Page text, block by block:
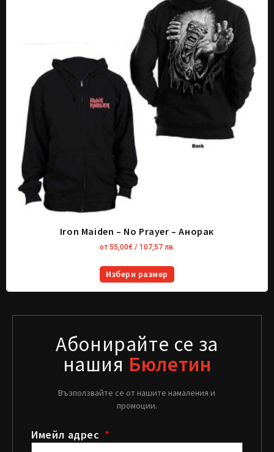
Iron Maiden – No Prayer – Анорак
от55,00€/ 107,57 лв.
Избери размер
Абонирайте се за
нашия Бюлетин
Възползвайте се от нашите намаления и
промоции.
Имейл адрес